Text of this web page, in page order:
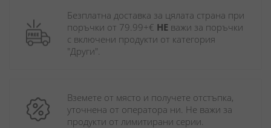
Безплатна доставка за цялата страна при
поръчки от 79.99+€ НЕ важи за поръчки
с включени продукти от категория
"Други".
Вземете от място и получете отстъпка,
уточнена от оператора ни. Не важи за
продукти от лимитирани серии.